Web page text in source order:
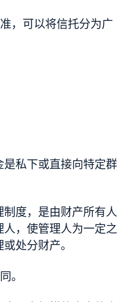
，可以将信托分为广
私下或直接向特定群
度，是由财产所有人
，使管理人为一定之
处分财产。
。